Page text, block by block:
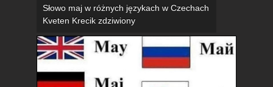
Słowo maj w różnych językach w Czechach
Kveten Krecik zdziwiony